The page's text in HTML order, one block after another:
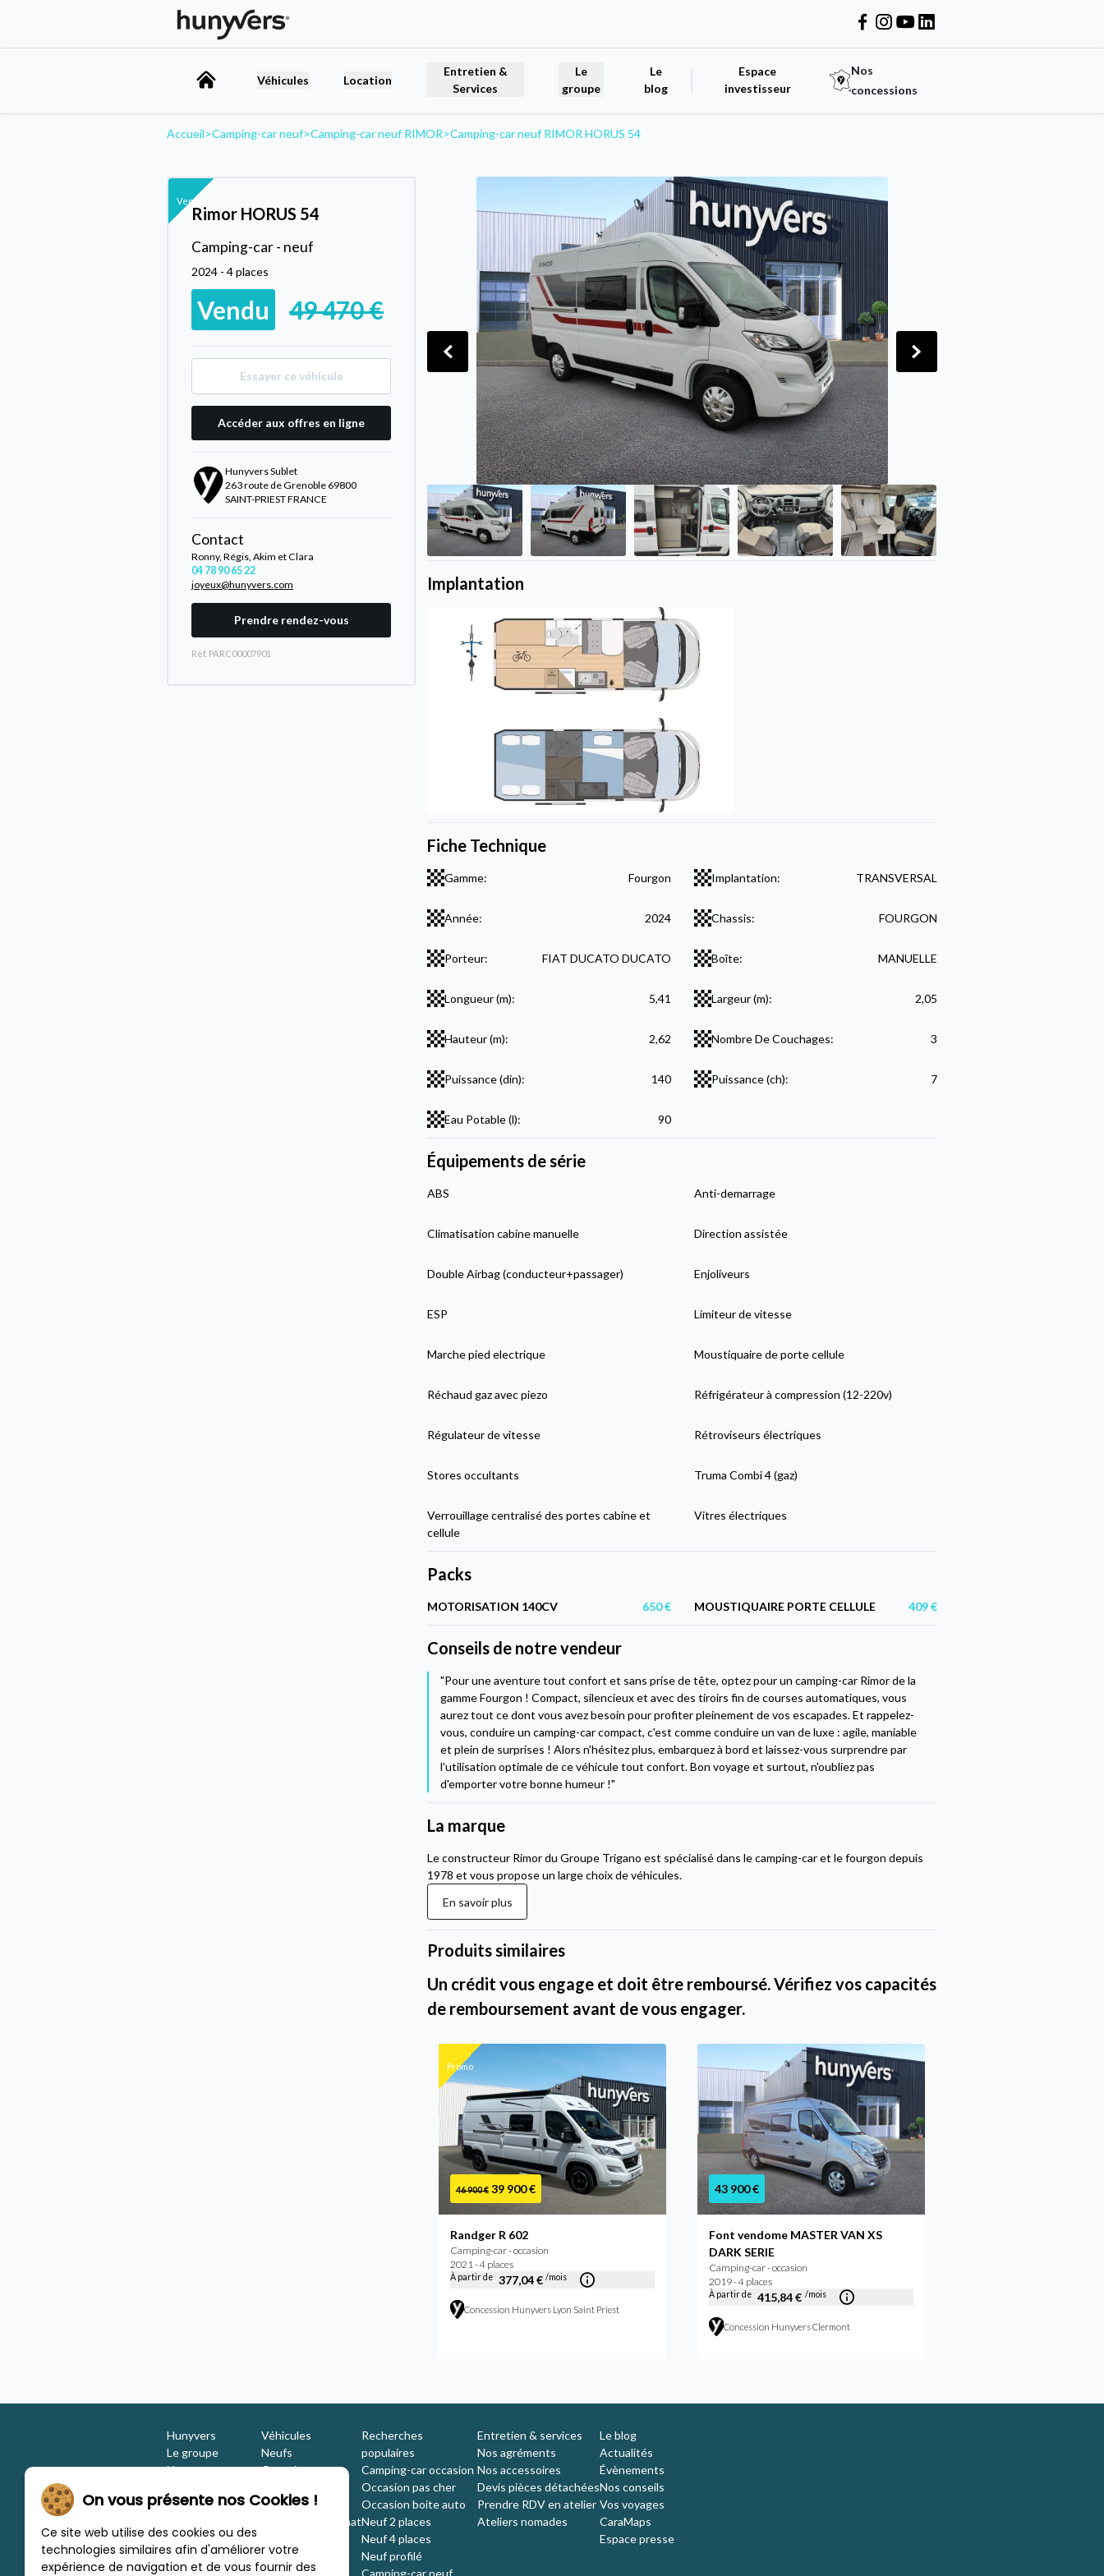
Véhicules Location
Entretien &
Services
Le
groupe
Le
blog
Espace
investisseur
Nos
concessions
Accueil>Camping-car neuf>Camping-car neuf RIMOR>Camping-car neuf RIMOR HORUS 54
Vendu
Rimor HORUS 54
Camping-car - neuf
2024 - 4 places
Vendu 49 470 €
Essayer ce véhicule
Accéder aux offres en ligne
Hunyvers Sublet
263 route de Grenoble 69800
SAINT-PRIEST FRANCE
Contact
Ronny, Régis, Akim et Clara
04 78 90 65 22
joyeux@hunyvers.com
Prendre rendez-vous
Rèf. PARC00007901
Implantation
Fiche Technique
Gamme: Fourgon Implantation: TRANSVERSAL
Année: 2024 Chassis: FOURGON
Porteur: FIAT DUCATO DUCATO Boîte: MANUELLE
Longueur (m): 5,41 Largeur (m): 2,05
Hauteur (m): 2,62 Nombre De Couchages: 3
Puissance (din): 140 Puissance (ch): 7
Eau Potable (l): 90
Équipements de série
ABS Anti-demarrage
Climatisation cabine manuelle Direction assistée
Double Airbag (conducteur+passager) Enjoliveurs
ESP Limiteur de vitesse
Marche pied electrique Moustiquaire de porte cellule
Réchaud gaz avec piezo Réfrigérateur à compression (12-220v)
Régulateur de vitesse Rétroviseurs électriques
Stores occultants Truma Combi 4 (gaz)
Verrouillage centralisé des portes cabine et
cellule
Vitres électriques
Packs
MOTORISATION 140CV 650 € MOUSTIQUAIRE PORTE CELLULE 409 €
Conseils de notre vendeur
"Pour une aventure tout confort et sans prise de tête, optez pour un camping-car Rimor de la
gamme Fourgon ! Compact, silencieux et avec des tiroirs fin de courses automatiques, vous
aurez tout ce dont vous avez besoin pour profiter pleinement de vos escapades. Et rappelez-
vous, conduire un camping-car compact, c'est comme conduire un van de luxe : agile, maniable
et plein de surprises ! Alors n'hésitez plus, embarquez à bord et laissez-vous surprendre par
l'utilisation optimale de ce véhicule tout confort. Bon voyage et surtout, n'oubliez pas
d'emporter votre bonne humeur !"
La marque
Le constructeur Rimor du Groupe Trigano est spécialisé dans le camping-car et le fourgon depuis
1978 et vous propose un large choix de véhicules.
En savoir plus
Produits similaires
Un crédit vous engage et doit être remboursé. Vérifiez vos capacités
de remboursement avant de vous engager.
Promo
46 900 € 39 900 €
Randger R 602
Camping-car - occasion
2021 - 4 places
À partir de 377,04 € /mois
Concession Hunyvers Lyon Saint Priest
43 900 €
Font vendome MASTER VAN XS
DARK SERIE
Camping-car - occasion
2019 - 4 places
À partir de 415,84 € /mois
Concession Hunyvers Clermont
Hunyvers
Le groupe
Nos engagements
Nous rejoindre
Nos marques
Les concessions
Véhicules
Neufs
Occasions
Location
Estimation / Rachat
Financement
Recherches
populaires
Camping-car occasion
Occasion pas cher
Occasion boite auto
Neuf 2 places
Neuf 4 places
Neuf profilé
Entretien & services
Nos agréments
Nos accessoires
Devis pièces détachées
Prendre RDV en atelier
Ateliers nomades
Le blog
Actualités
Évènements
Nos conseils
Vos voyages
CaraMaps
Espace presse
On vous présente nos Cookies !
Ce site web utilise des cookies ou des
technologies similaires afin d'améliorer votre
expérience de navigation et de vous fournir des